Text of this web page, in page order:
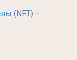
(NFT) –